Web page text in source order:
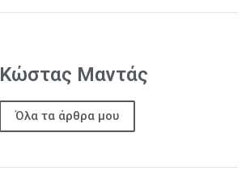
Κώστας Μαντάς
Όλα τα άρθρα μου